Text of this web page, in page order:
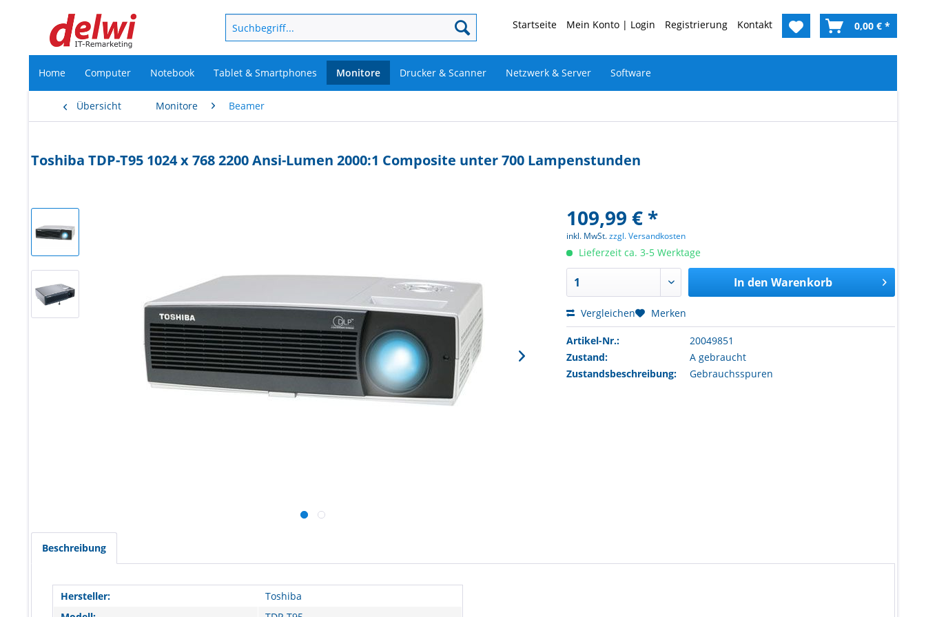
Startseite Mein Konto | Login Registrierung Kontakt 0,00 € *
Home Computer Notebook Tablet & Smartphones Monitore Drucker & Scanner Netzwerk & Server Software
Übersicht Monitore Beamer
Toshiba TDP-T95 1024 x 768 2200 Ansi-Lumen 2000:1 Composite unter 700 Lampenstunden
109,99 € *
inkl. MwSt.zzgl. Versandkosten
Lieferzeit ca. 3-5 Werktage
In den Warenkorb
Vergleichen Merken
Artikel-Nr.:
20049851
Zustand:
A gebraucht
Zustandsbeschreibung:
Gebrauchsspuren
Beschreibung
Hersteller:
Toshiba